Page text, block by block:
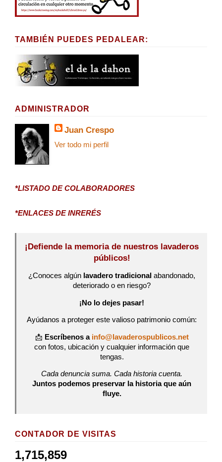
TAMBIÉN PUEDES PEDALEAR:
ADMINISTRADOR
Juan Crespo
Ver todo mi perfil
*LISTADO DE COLABORADORES
*ENLACES DE INRERÉS
¡Defiende la memoria de nuestros lavaderos
públicos!
¿Conoces algún lavadero tradicional abandonado,
deteriorado o en riesgo?
¡No lo dejes pasar!
Ayúdanos a proteger este valioso patrimonio común:
📩 Escríbenos a info@lavaderospublicos.net
con fotos, ubicación y cualquier información que
tengas.
Cada denuncia suma. Cada historia cuenta.
Juntos podemos preservar la historia que aún
fluye.
CONTADOR DE VISITAS
1,715,859